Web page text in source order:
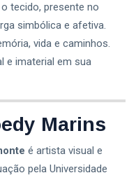
o tecido, presente no
simbólica e afetiva.
vida e caminhos.
e imaterial em sua
Marins
é artista visual e
pela Universidade